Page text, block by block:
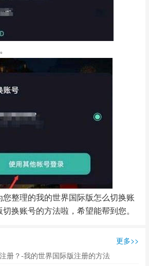
整理的我的世界国际版怎么切换账
换账号的方法啦，希望能帮到您。
更多>>
册？-我的世界国际版注册的方法